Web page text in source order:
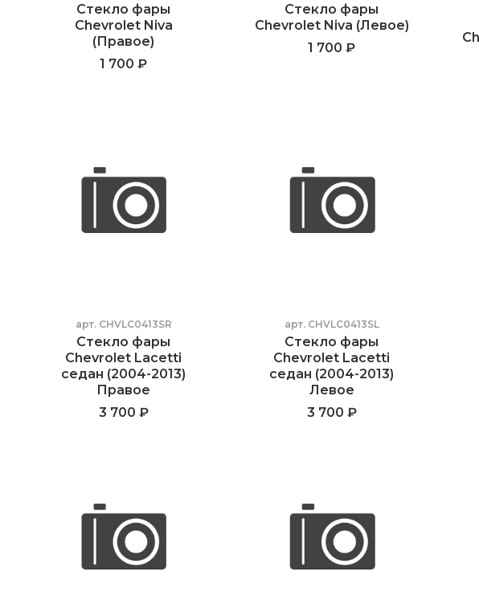
Стекло фары
Chevrolet Niva
(Правое)
1 700 ₽
Стекло фары
Chevrolet Niva (Левое)
1 700 ₽
арт. CHVLC0413SR
Стекло фары
Chevrolet Lacetti
седан (2004-2013)
Правое
3 700 ₽
арт. CHVLC0413SL
Стекло фары
Chevrolet Lacetti
седан (2004-2013)
Левое
3 700 ₽